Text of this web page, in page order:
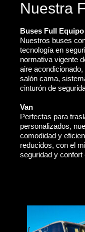
Nuestra
Buses Full Equipo
Nuestros buses
tecnología en
normativa vigente
aire
salón cama,
cinturón de
Van
Perfectas para
personalizados,
comodidad y
reducidos, con el
seguridad y